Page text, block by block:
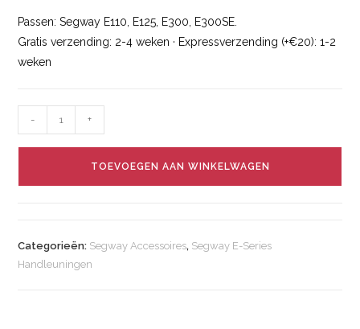
Passen: Segway E110, E125, E300, E300SE.
Gratis verzending: 2-4 weken · Expressverzending (+€20): 1-2
weken
- +
TOEVOEGEN AAN WINKELWAGEN
Categorieën: Segway Accessoires, Segway E-Series
Handleuningen